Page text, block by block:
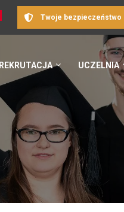
Twoje bezpieczeństwo
REKRUTACJA UCZELNIA